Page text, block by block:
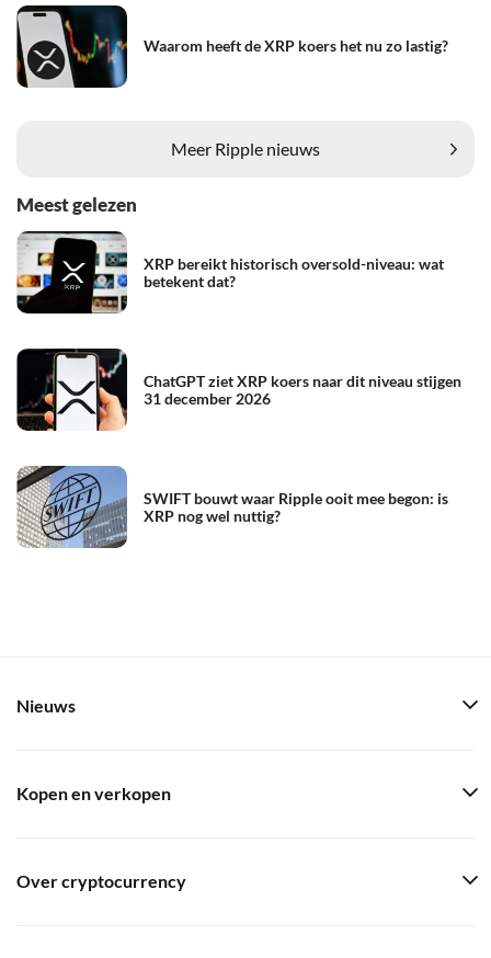
Waarom heeft de XRP koers het nu zo lastig?
Meer Ripple nieuws
Meest gelezen
XRP bereikt historisch oversold-niveau: wat
betekent dat?
ChatGPT ziet XRP koers naar dit niveau stijgen
31 december 2026
SWIFT bouwt waar Ripple ooit mee begon: is
XRP nog wel nuttig?
Nieuws
Kopen en verkopen
Over cryptocurrency